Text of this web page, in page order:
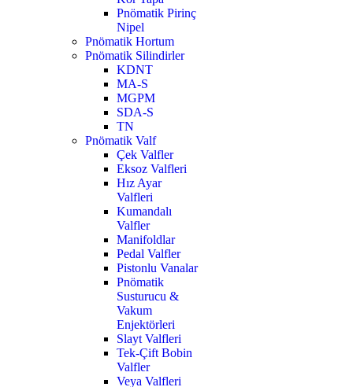
Pnömatik Pirinç
Nipel
Pnömatik Hortum
Pnömatik Silindirler
KDNT
MA-S
MGPM
SDA-S
TN
Pnömatik Valf
Çek Valfler
Eksoz Valfleri
Hız Ayar
Valfleri
Kumandalı
Valfler
Manifoldlar
Pedal Valfler
Pistonlu Vanalar
Pnömatik
Susturucu &
Vakum
Enjektörleri
Slayt Valfleri
Tek-Çift Bobin
Valfler
Veya Valfleri